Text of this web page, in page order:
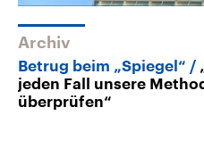
Archiv
Betrug beim „Spiegel“
jeden Fall unsere
überprüfen“